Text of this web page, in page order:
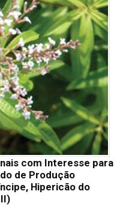
com Interesse para
de Produção
Hipericão do